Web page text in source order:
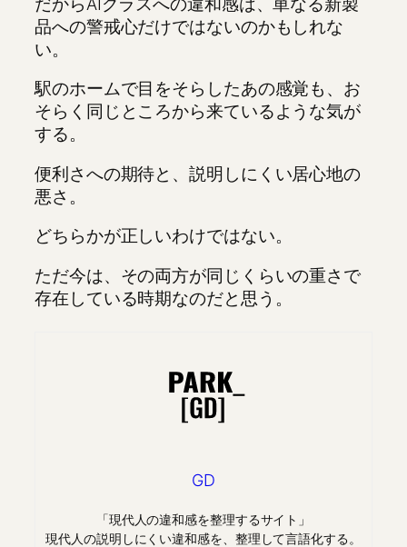
品への警戒心だけではないのかもしれな
い。
駅のホームで目をそらしたあの感覚も、お
そらく同じところから来ているような気が
する。
便利さへの期待と、説明しにくい居心地の
悪さ。
どちらかが正しいわけではない。
ただ今は、その両方が同じくらいの重さで
存在している時期なのだと思う。
GD
「現代人の違和感を整理するサイト」
現代人の説明しにくい違和感を、整理して言語化する。